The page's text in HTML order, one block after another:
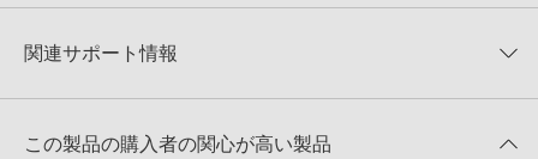
★1
0%
4GBを超えるデータに関するご注意：
FAT32でフォーマットされた
きます際には、NTFSやHFS＋でフォーマットされたHDDをご用意
マーセール！
関連サポート情報
この製品の購入者の関心が高い製品